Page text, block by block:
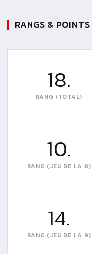
RANGS &
18.
RANG (TOTAL)
10.
RANG (JEU DE LA 8)
14.
RANG (JEU DE LA 9)